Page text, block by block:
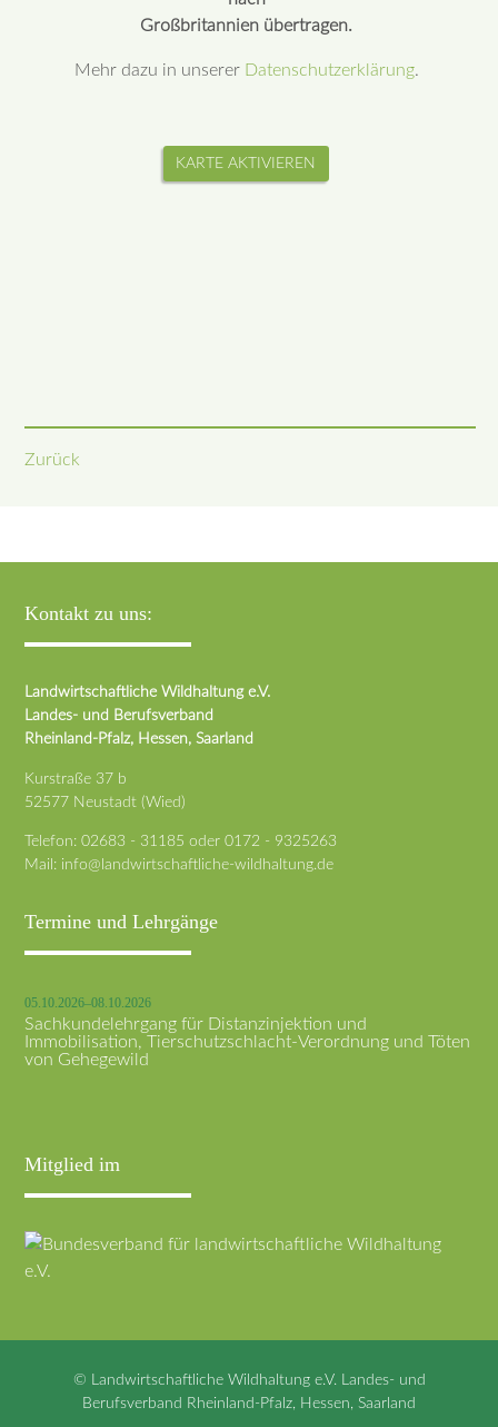
Großbritannien übertragen.
Mehr dazu in unserer Datenschutzerklärung.
KARTE AKTIVIEREN
Zurück
Kontakt zu uns:
Landwirtschaftliche Wildhaltung e.V.
Landes- und Berufsverband
Rheinland-Pfalz, Hessen, Saarland
Kurstraße 37 b
52577 Neustadt (Wied)
Telefon:02683 - 31185 oder0172 - 9325263
Mail: info@landwirtschaftliche-wildhaltung.de
Termine und Lehrgänge
05.10.2026–08.10.2026
Sachkundelehrgang für Distanzinjektion und
Immobilisation, Tierschutzschlacht-Verordnung und Töten
von Gehegewild
Mitglied im
© Landwirtschaftliche Wildhaltung e.V. Landes- und
Berufsverband Rheinland-Pfalz, Hessen, Saarland